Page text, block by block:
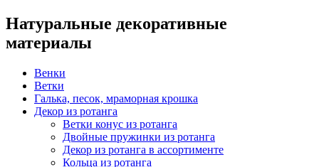
Натуральные декоративные
материалы
Венки
Ветки
Галька, песок, мраморная крошка
Декор из ротанга
Ветки конус из ротанга
Двойные пружинки из ротанга
Декор из ротанга в ассортименте
Кольца из ротанга